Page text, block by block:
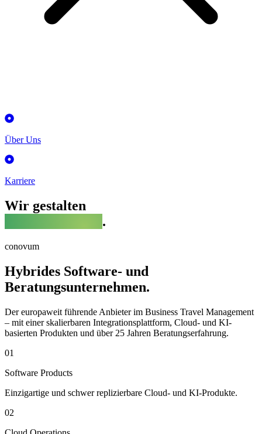
Über Uns
Karriere
Wir gestalten
.
conovum
Hybrides Software- und
Beratungsunternehmen.
Der europaweit führende Anbieter im Business Travel Management
– mit einer skalierbaren Integrationsplattform, Cloud- und KI-
basierten Produkten und über 25 Jahren Beratungserfahrung.
01
Software Products
Einzigartige und schwer replizierbare Cloud- und KI-Produkte.
02